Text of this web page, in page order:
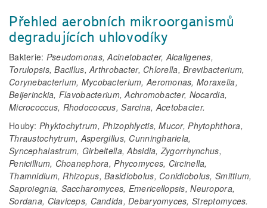
Přehled aerobních mikroorganismů
degradujících uhlovodíky
Bakterie: Pseudomonas, Acinetobacter, Alcaligenes,
Torulopsis, Bacillus, Arthrobacter, Chlorella, Brevibacterium,
Corynebacterium, Mycobacterium, Aeromonas, Moraxelia,
Beijerinckia, Flavobacterium, Achromobacter, Nocardia,
Micrococcus, Rhodococcus, Sarcina, Acetobacter.
Houby: Phyktochytrum, Phizophlyctis, Mucor, Phytophthora,
Thraustochytrum, Aspergillus, Cunninghariela,
Syncephalastrum, Girbeltella, Absidia, Zygorrhynchus,
Penicillium, Choanephora, Phycomyces, Circinella,
Thamnidium, Rhizopus, Basidiobolus, Conidiobolus, Smittium,
Saproiegnia, Saccharomyces, Emericellopsis, Neuropora,
Sordana, Claviceps, Candida, Debaryomyces, Streptomyces.